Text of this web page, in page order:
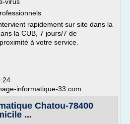
rapidement sur site dans la
la CUB, 7 jours/7 de
à votre service.
informatique-33.com
Chatou-78400
...